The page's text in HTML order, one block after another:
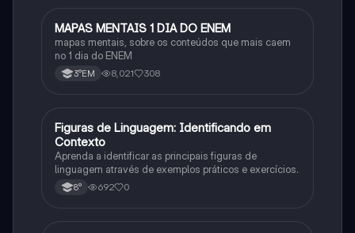
Português
MAPAS MENTAIS 1 DIA DO ENEM
mapas mentais, sobre os conteúdos que mais caem
no 1 dia do ENEM
3°EM 8,021 308
FPortuguês
Figuras de Linguagem: Identificando em
Contexto
Aprenda a identificar as principais figuras de
linguagem através de exemplos práticos e exercícios.
8° 692 0